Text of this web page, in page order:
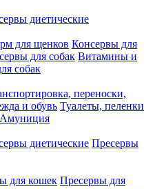
диетические
для щенков Консервы для
для собак Витамины и
собак
переноски,
и обувь Туалеты, пеленки
Амуниция
диетические Пресервы
для кошек Пресервы для